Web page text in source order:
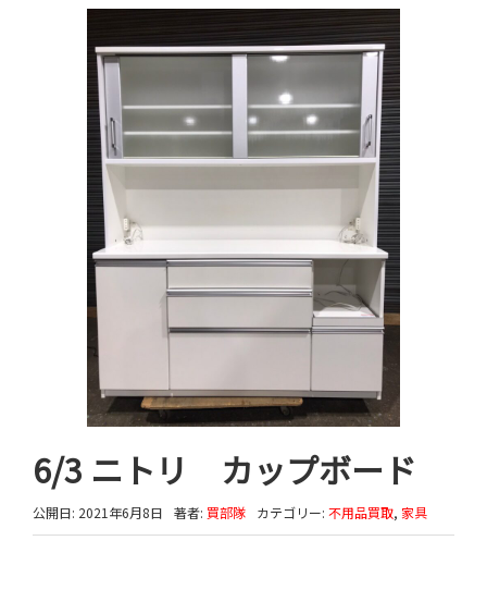
6/3 ニトリ カップボード
公開日: 2021年6月8日 著者: 買部隊 カテゴリー: 不用品買取, 家具